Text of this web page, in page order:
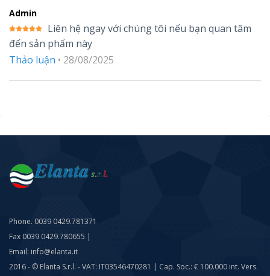
Admin
Được xếp
hạng 55
Liên hệ ngay với chúng tôi nếu bạn quan tâm
đến sản phẩm này
Thảo luận • 28/08/2025
Phone. 0039 0429.781371
Fax 0039 0429.780655 |
Email: info@elanta.it
2016 - © Elanta S.r.l. - VAT: IT03546470281 | Cap. Soc.: € 100.000 int. Vers.